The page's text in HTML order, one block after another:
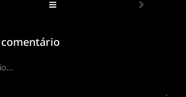
para assistir